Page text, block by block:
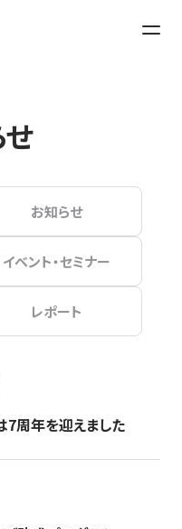
お知らせ
イベント・セミナー
レポート
7周年を迎えました